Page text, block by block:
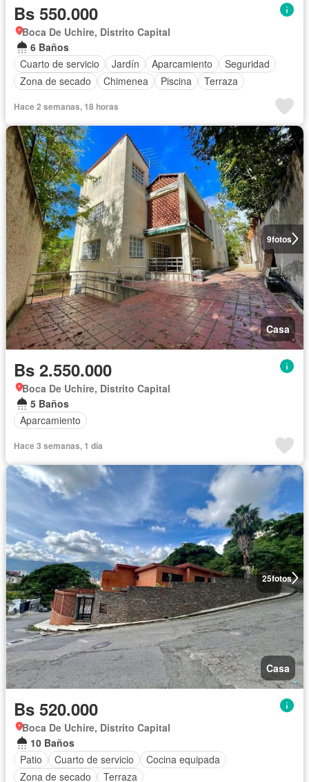
Bs 550.000
Boca De Uchire, Distrito Capital
6 Baños
Cuarto de servicio
Jardín Aparcamiento
Seguridad
Zona de secado
Chimenea Piscina Terraza
Hace 2 semanas, 18 horas
9fotos
Casa
Bs 2.550.000
Boca De Uchire, Distrito Capital
5 Baños
Aparcamiento
Hace 3 semanas, 1 día
25fotos
Casa
Bs 520.000
Boca De Uchire, Distrito Capital
10 Baños
Patio
Cuarto de servicio
Cocina equipada
Zona de secado
Terraza